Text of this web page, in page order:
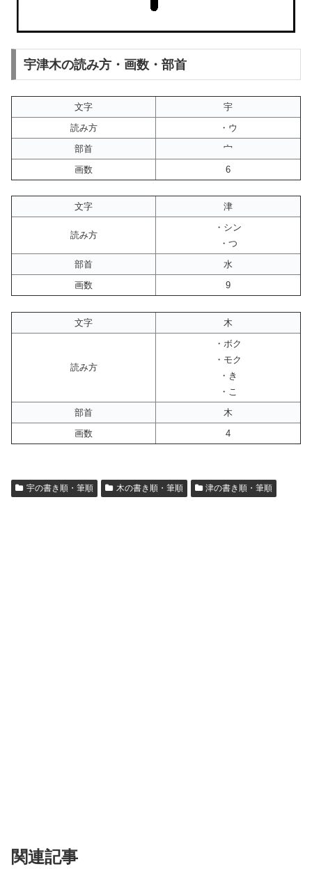
宇津木の読み方・画数・部首
文字
宇
読み方
・ウ
部首
宀
画数
6
文字 津
読み方
・シン
・つ
部首
水
画数
9
文字 木
読み方
・ボク
・モク
・き
・こ
部首
木
画数
4
宇の書き順・筆順 木の書き順・筆順 津の書き順・筆順
関連記事